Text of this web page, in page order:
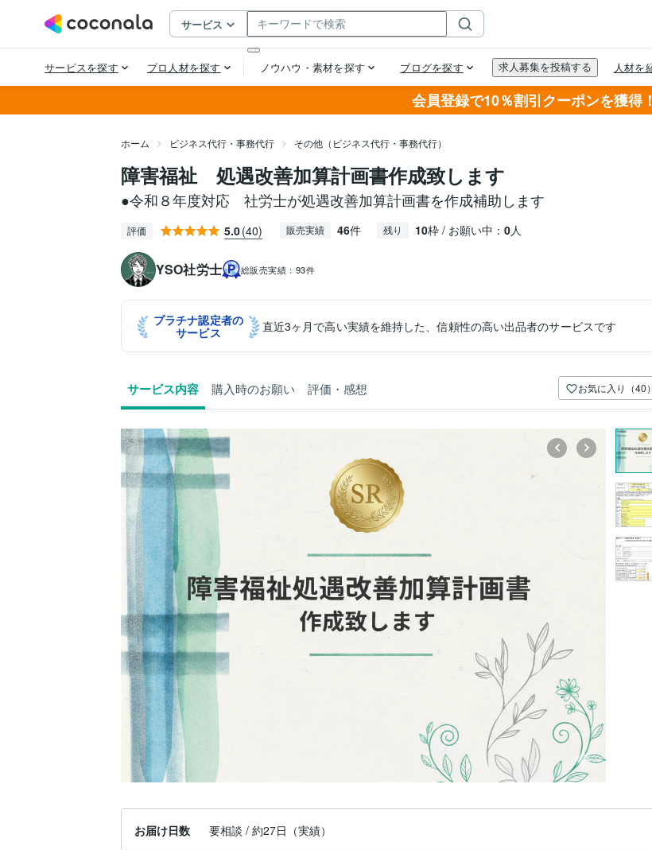
会員登録で10％割引クーポンを獲得！
ホーム ビジネス代行・事務代行 その他（ビジネス代行・事務代行）
障害福祉 処遇改善加算計画書作成致します
●令和８年度対応 社労士が処遇改善加算計画書を作成補助します
評価 5.0(40) 販売実績 46件 残り 10枠 / お願い中： 0人
YSO社労士 総販売実績： 93件
プラチナ認定者の
サービス
直近3ヶ月で高い実績を維持した、信頼性の高い出品者のサービスです
サービス内容 購入時のお願い 評価・感想 お気に入り（40）
お届け日数 要相談 / 約27日（実績）